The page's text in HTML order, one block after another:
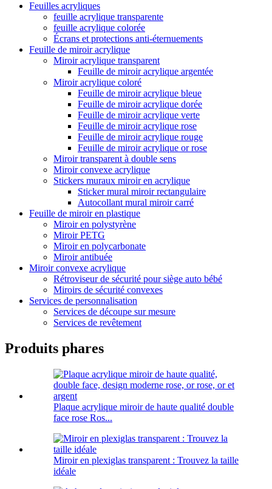
Feuilles acryliques
feuille acrylique transparente
feuille acrylique colorée
Écrans et protections anti-éternuements
Feuille de miroir acrylique
Miroir acrylique transparent
Feuille de miroir acrylique argentée
Miroir acrylique coloré
Feuille de miroir acrylique bleue
Feuille de miroir acrylique dorée
Feuille de miroir acrylique verte
Feuille de miroir acrylique rose
Feuille de miroir acrylique rouge
Feuille de miroir acrylique or rose
Miroir transparent à double sens
Miroir convexe acrylique
Stickers muraux miroir en acrylique
Sticker mural miroir rectangulaire
Autocollant mural miroir carré
Feuille de miroir en plastique
Miroir en polystyrène
Miroir PETG
Miroir en polycarbonate
Miroir antibuée
Miroir convexe acrylique
Rétroviseur de sécurité pour siège auto bébé
Miroirs de sécurité convexes
Services de personnalisation
Services de découpe sur mesure
Services de revêtement
Produits phares
Plaque acrylique miroir de haute qualité double
face rose Ros...
Miroir en plexiglas transparent : Trouvez la taille
idéale